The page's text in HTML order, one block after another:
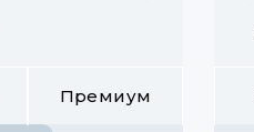
Премиум